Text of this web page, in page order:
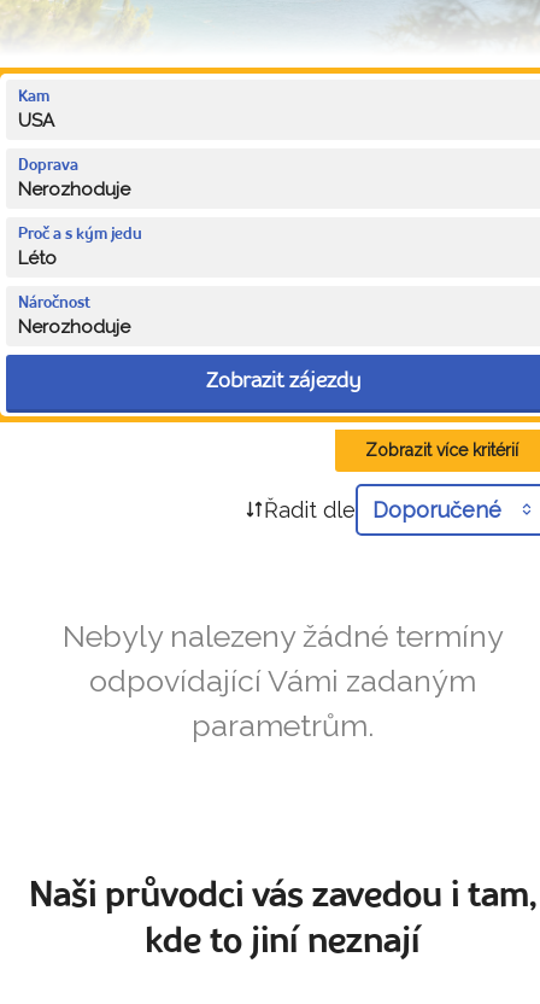
Kam
USA
Doprava
Nerozhoduje
Proč a s kým jedu
Léto
Náročnost
Nerozhoduje
Zobrazit zájezdy
Zobrazit více kritérií
Řadit dle Doporučené
Nebyly nalezeny žádné termíny
odpovídající Vámi zadaným
parametrům.
Naši průvodci vás zavedou i tam,
kde to jiní neznají